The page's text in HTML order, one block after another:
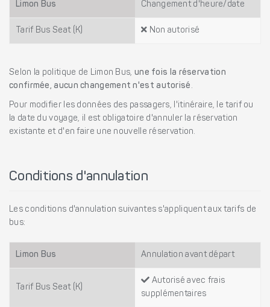
Limon Bus Changement d'heure/date
Tarif Bus Seat (K) Non autorisé
Selon la politique de Limon Bus, une fois la réservation
confirmée, aucun changement n'est autorisé .
Pour modifier les données des passagers, l'itinéraire, le tarif ou
la date du voyage, il est obligatoire d'annuler la réservation
existante et d'en faire une nouvelle réservation.
Conditions d'annulation
Les conditions d'annulation suivantes s'appliquent aux tarifs de
bus:
Limon Bus Annulation avant départ
Tarif Bus Seat (K)
Autorisé avec frais
supplémentaires